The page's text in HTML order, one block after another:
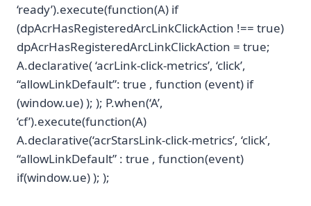
‘ready’).execute(function(A) if
(dpAcrHasRegisteredArcLinkClickAction !== true)
dpAcrHasRegisteredArcLinkClickAction = true;
A.declarative( ‘acrLink-click-metrics’, ‘click’,
“allowLinkDefault”: true , function (event) if
(window.ue) ); ); P.when(‘A’,
‘cf’).execute(function(A)
A.declarative(‘acrStarsLink-click-metrics’, ‘click’,
“allowLinkDefault” : true , function(event)
if(window.ue) ); );